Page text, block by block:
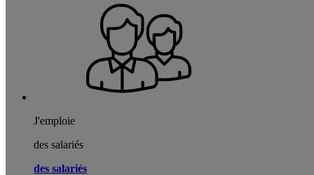
J'emploie
des salariés
des salariés